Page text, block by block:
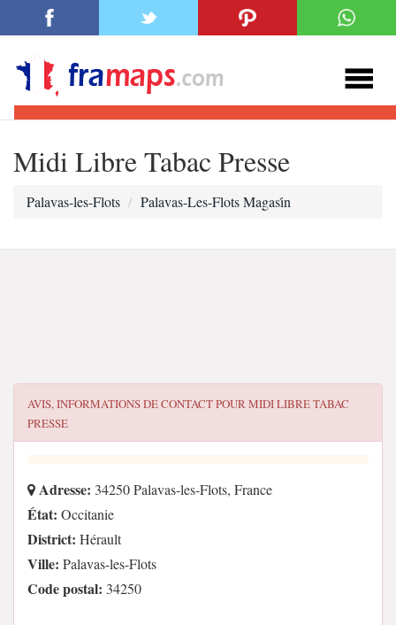
Midi Libre Tabac Presse
Palavas-les-Flots Palavas-Les-Flots Magasi̇n
AVIS, INFORMATIONS DE CONTACT POURMIDI LIBRE TABAC
PRESSE
Adresse: 34250 Palavas-les-Flots, France
État: Occitanie
District: Hérault
Ville: Palavas-les-Flots
Code postal: 34250